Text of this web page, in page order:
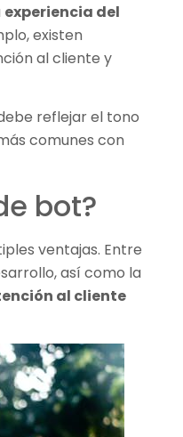
experiencia del
existen
al cliente y
reflejar el tono
comunes con
bot?
ventajas. Entre
así como la
al cliente